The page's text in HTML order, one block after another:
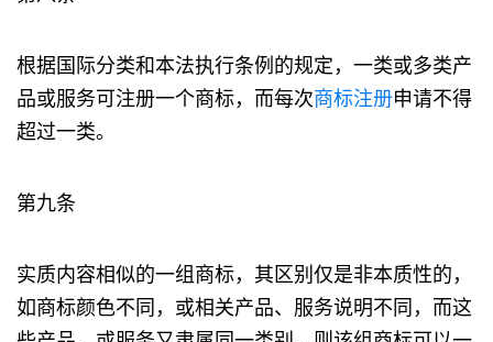
根据国际分类和本法执行条例的规定，一类或多类产
品或服务可注册一个商标，而每次商标注册申请不得
超过一类。
第九条
实质内容相似的一组商标，其区别仅是非本质性的，
如商标颜色不同，或相关产品、服务说明不同，而这